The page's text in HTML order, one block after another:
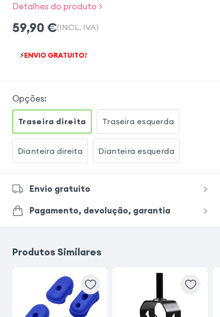
Detalhes do produto >
59,90 €(INCL. IVA)
⚡ENVIO GRATUITO!
Opções:
Traseira direita Traseira esquerda
Dianteira direita Dianteira esquerda
Envio gratuito
Pagamento, devolução, garantia
Produtos Similares